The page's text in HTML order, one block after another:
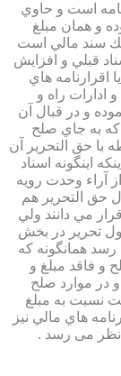
است و حاوي
و همان مبلغ
يك سند مالي است
قبلي و افزايش
اقرارنامه هاي
راه و
و در قبال آن
كه به جاي صلح
با حق التحرير آن
اينگونه اسناد
آراء وحدت رويه
حق التحرير هم
مي دانند ولي
تحرير در بخش
رسد همانگونه كه
و فاقد مبلغ و
در موارد صلح
نسبت به مبلغ
هاي مالي نيز
نظر می رسد .